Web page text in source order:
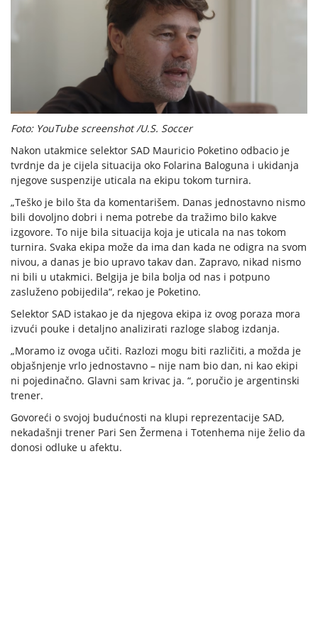
Foto: YouTube screenshot /U.S. Soccer
Nakon utakmice selektor SAD Mauricio Poketino odbacio je
tvrdnje da je cijela situacija oko Folarina Baloguna i ukidanja
njegove suspenzije uticala na ekipu tokom turnira.
„Teško je bilo šta da komentarišem. Danas jednostavno nismo
bili dovoljno dobri i nema potrebe da tražimo bilo kakve
izgovore. To nije bila situacija koja je uticala na nas tokom
turnira. Svaka ekipa može da ima dan kada ne odigra na svom
nivou, a danas je bio upravo takav dan. Zapravo, nikad nismo
ni bili u utakmici. Belgija je bila bolja od nas i potpuno
zasluženo pobijedila“, rekao je Poketino.
Selektor SAD istakao je da njegova ekipa iz ovog poraza mora
izvući pouke i detaljno analizirati razloge slabog izdanja.
„Moramo iz ovoga učiti. Razlozi mogu biti različiti, a možda je
objašnjenje vrlo jednostavno – nije nam bio dan, ni kao ekipi
ni pojedinačno. Glavni sam krivac ja. “, poručio je argentinski
trener.
Govoreći o svojoj budućnosti na klupi reprezentacije SAD,
nekadašnji trener Pari Sen Žermena i Totenhema nije želio da
donosi odluke u afektu.